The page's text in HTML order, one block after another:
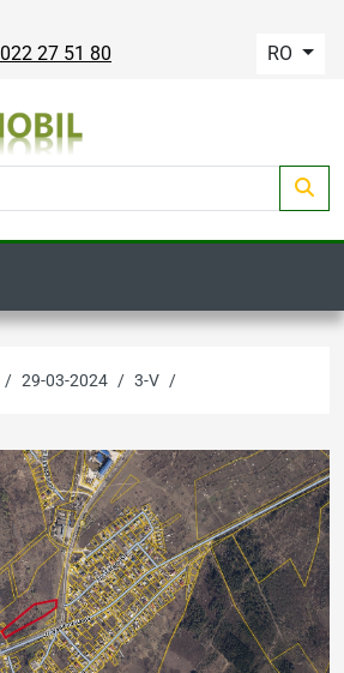
022 27 51 80 RO
29-03-2024 3-V